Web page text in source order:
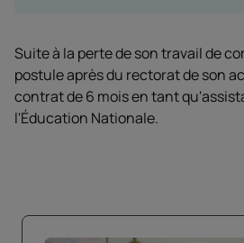
Suite à la perte de son travail de
postule après du rectorat de son
contrat de 6 mois en tant
l'Éducation Nationale.